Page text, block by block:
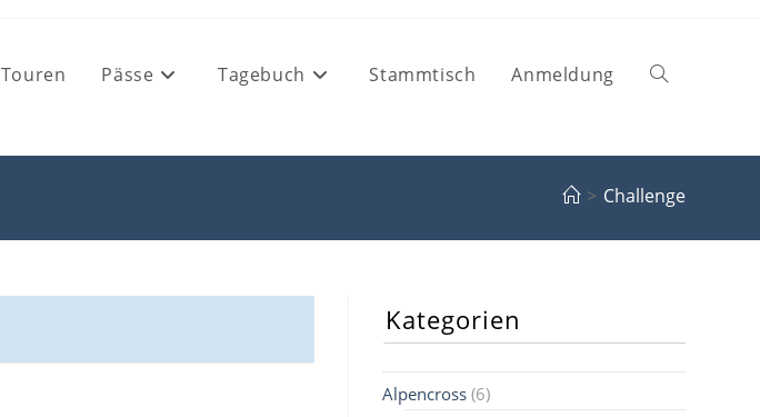
Touren Pässe Tagebuch Stammtisch Anmeldung Website-
Suche
> Challenge
Kategorien
Alpencross (6)